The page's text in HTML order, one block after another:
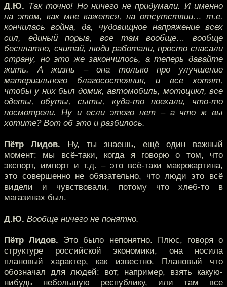
Д.Ю. Так точно! Но ничего не придумали. И именно
на этом, как мне кажется, на отсутствии… т.е.
кончилась война, да, чудовищное напряжение всех
сил, единый порыв, все там вообще… вообще
бесплатно, считай, люди работали, просто спасали
страну, но это же закончилось, а теперь давайте
жить. А жизнь – она только про улучшение
материального благосостояния, и все хотят,
чтобы у них был домик, автомобиль, мотоцикл, все
одеты, обуты, сыты, куда-то поехали, что-то
посмотрели. Ну и если этого нет – а что ж вы
хотите? Вот об это и разбилось.
Пётр Лидов. Ну, ты знаешь, ещё один важный
момент: мы всё-таки, когда я говорю о том, что
экспорт, импорт и т.д. – это всё-таки макрокартина,
это совершенно не обязательно, что люди это всё
видели и чувствовали, потому что хлеб-то в
магазинах был.
Д.Ю. Вообще ничего не понятно.
Пётр Лидов. Это было непонятно. Плюс, говоря о
структуре российской экономики, она носила
плановый характер, как известно. Плановый что
обозначал для людей: вот, например, взять какую-
нибудь небольшую республику, или там все